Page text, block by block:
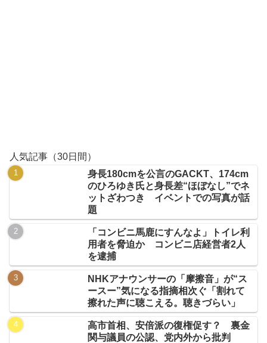
人気記事（30日間）
身長180cmを公言のGACKT、174cm
のひろゆき氏と身長差“ほぼなし”でネ
ットざわつき イベントでの写真が話
題
「コンビニ馬鹿にすんなよ」トイレ利
用者を脅迫か コンビニ店経営者2人
を逮捕
NHKアナウンサーの「摩擦音」が“ス
ースー”気になる指摘相次ぐ「割れて
擦れた声に聴こえる。聴きづらい」
高市首相、安倍派の復権促す？ 裏金
関与議員の公認、党内外から批判